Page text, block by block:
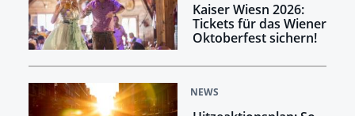
Kaiser Wiesn 2026:
Tickets für das Wiener
Oktoberfest sichern!
NEWS